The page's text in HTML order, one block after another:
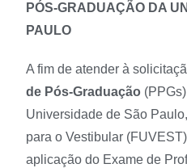
PÓS-GRADUAÇÃO DA
PAULO
A fim de atender à
de Pós-Graduação
Universidade de São
para o Vestibular
aplicação do Exame de